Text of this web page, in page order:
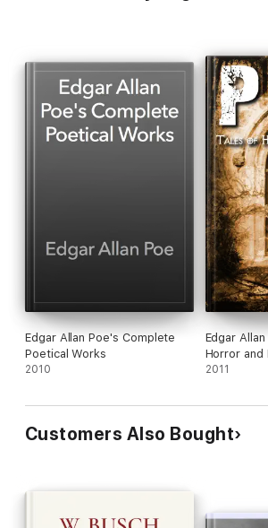
Saß - und still war's wie zuvor.
Edgar Allan Poe's Complete
Poetical Works
2010
Edgar
Horror and
2011
Customers Also Bought